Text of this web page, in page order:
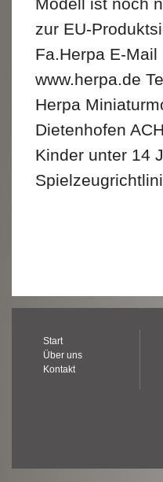
zur EU-
Fa.Herpa E-
www.herpa.de
Herpa
Dietenhofen
Kinder unter 14
Start
Über uns
Kontakt